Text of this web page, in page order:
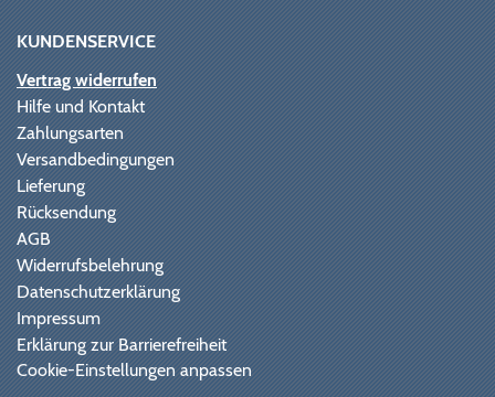
KUNDENSERVICE
Vertrag widerrufen
Hilfe und Kontakt
Zahlungsarten
Versandbedingungen
Lieferung
Rücksendung
AGB
Widerrufsbelehrung
Datenschutzerklärung
Impressum
Erklärung zur Barrierefreiheit
Cookie-Einstellungen anpassen